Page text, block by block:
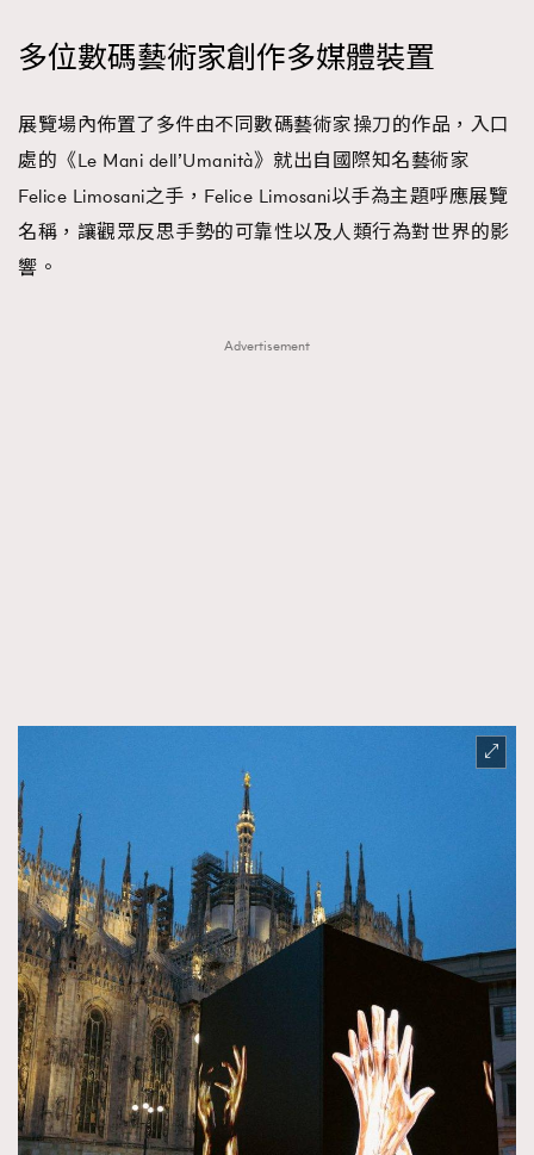
多位數碼藝術家創作多媒體裝置
展覽場內佈置了多件由不同數碼藝術家操刀的作品，入口
處的《Le Mani dell’Umanità》就出自國際知名藝術家
Felice Limosani之手，Felice Limosani以手為主題呼應展覽
名稱，讓觀眾反思手勢的可靠性以及人類行為對世界的影
響。
Advertisement